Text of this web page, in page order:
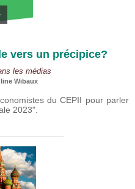
vers un précipice?
les médias
Wibaux
du CEPII pour parler
2023".